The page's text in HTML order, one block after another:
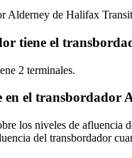
Alderney de Halifax Transit
tiene el
2 terminales.
el transbordador
los niveles de
del transbordador